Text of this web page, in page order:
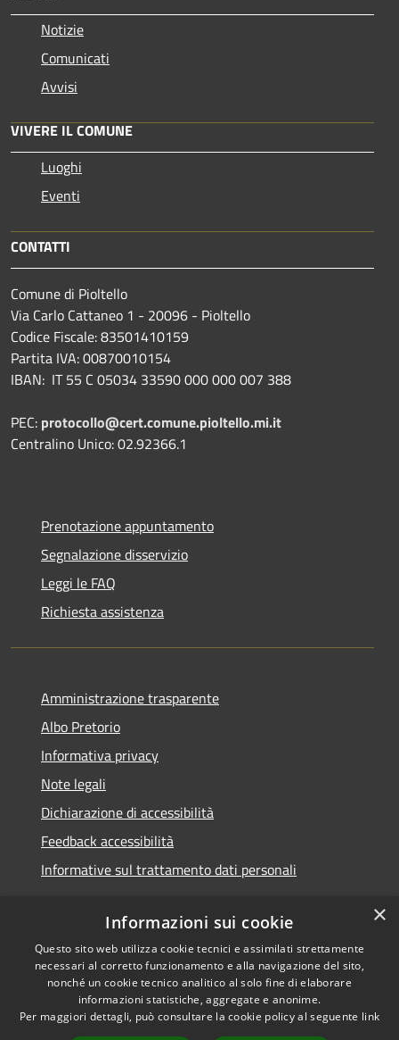
Notizie
Comunicati
Avvisi
VIVERE IL COMUNE
Luoghi
Eventi
CONTATTI
Comune di Pioltello
Via Carlo Cattaneo 1 - 20096 - Pioltello
Codice Fiscale: 83501410159
Partita IVA: 00870010154
IBAN: IT 55 C 05034 33590 000 000 007 388
PEC: protocollo@cert.comune.pioltello.mi.it
Centralino Unico: 02.92366.1
Prenotazione appuntamento
Segnalazione disservizio
Leggi le FAQ
Richiesta assistenza
Amministrazione trasparente
Albo Pretorio
Informativa privacy
Note legali
Dichiarazione di accessibilità
Feedback accessibilità
Informative sul trattamento dati personali
RSS
Accessibilità
Cookie
Copyright © 2026 • Comune di
Pioltello • Powered by
Municipium•Accesso
redazione
×
Informazioni sui cookie
Questo sito web utilizza cookie tecnici e assimilati strettamente
necessari al corretto funzionamento e alla navigazione del sito,
nonché un cookie tecnico analitico al solo fine di elaborare
informazioni statistiche, aggregate e anonime.
Per maggiori dettagli, può consultare la cookie policy al seguente link